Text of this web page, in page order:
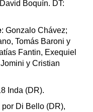
Boquín. DT:
: Gonzalo Chávez;
Tomás Baroni y
Fantin, Exequiel
y Cristian
Inda (DR).
por Di Bello (DR),